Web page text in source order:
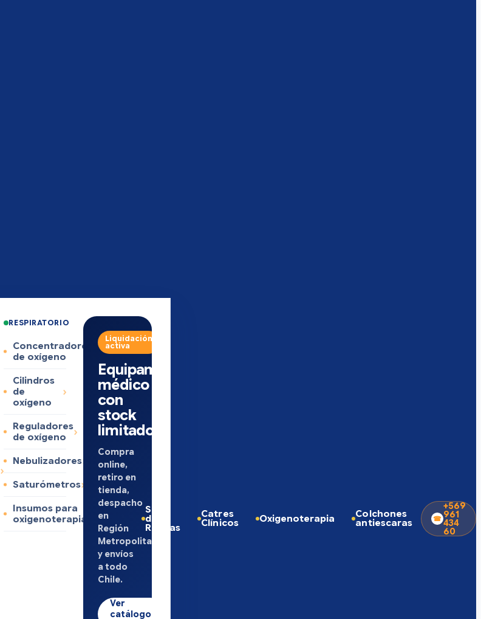
RESPIRATORIO
Concentradores
de oxígeno
Cilindros
de
oxígeno
Reguladores
de oxígeno
Nebulizadores
Saturómetros
Insumos para
oxigenoterapia
Liquidación
activa
Equipamiento
médico
con
stock
limitado
Compra
online,
retiro en
tienda,
despacho
en
Región
Metropolitana
y envíos
a todo
Chile.
Ver
catálogo
Sillas
de
Ruedas
Catres
Clínicos
Oxigenoterapia
Colchones
antiescaras
+569
961
434
60